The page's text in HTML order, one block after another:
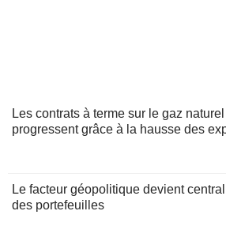
Les contrats à terme sur le gaz
progressent grâce à la hausse des
Le facteur géopolitique devient
des portefeuilles